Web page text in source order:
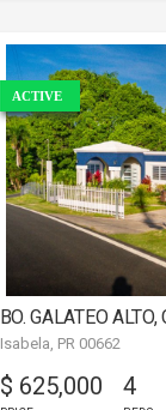
ACTIVE
BO. GALATEO
Isabela, PR 00662
$ 625,000 4